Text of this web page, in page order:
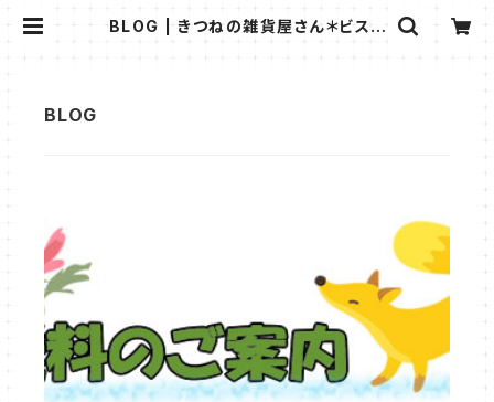
BLOG | きつねの雑貨屋さん＊ビスト